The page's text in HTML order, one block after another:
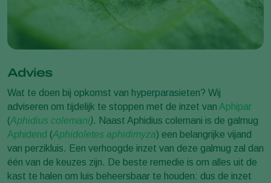
Advies
Wat te doen bij opkomst van hyperparasieten? Wij
adviseren om tijdelijk te stoppen met de inzet van Aphipar
(Aphidius colemani). Naast Aphidius colemani is de galmug
Aphidend (Aphidoletes aphidimyza) een belangrijke vijand
van perzikluis. Een verhoogde inzet van deze galmug zal dan
één van de keuzes zijn. De beste remedie is om alles uit de
kast te halen om luis beheersbaar te houden: dus de inzet